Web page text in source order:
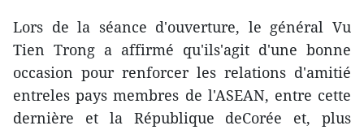
Lors de la séance d'ouverture, le général Vu
Tien Trong a affirmé qu'ils'agit d'une bonne
occasion pour renforcer les relations d'amitié
entreles pays membres de l'ASEAN, entre cette
dernière et la République deCorée et, plus